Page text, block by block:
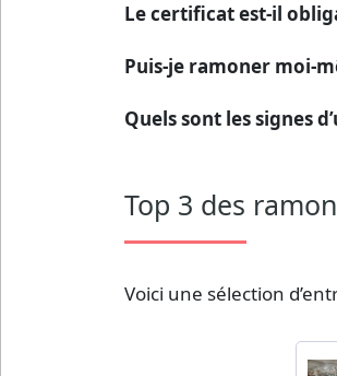
Le certificat est-il
Puis-je ramoner moi-
Quels sont les signes
Top 3 des
Voici une sélection